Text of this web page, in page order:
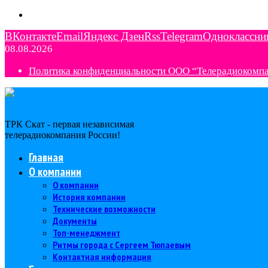
ВКонтактеEmailЯндекс ДзенRssTelegram
08.08.2026
Политика конфиденциальности ООО
ТРК Скат - первая независимая
телерадиокомпания Роcсии!
Главная
О компании
О компании
История компании
Технические возможности
Документы
Топ-менеджмент
Ритмы города с Сергеем Тюпаевым
Контактная информация